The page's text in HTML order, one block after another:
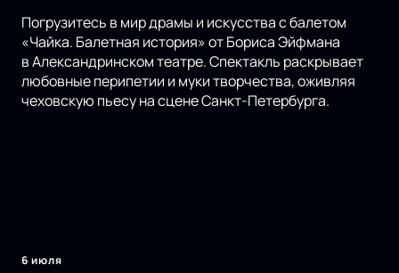
Погрузитесь в мир драмы и искусства с балетом
«Чайка. Балетная история» от Бориса Эйфмана
в Александринском театре. Спектакль раскрывает
любовные перипетии и муки творчества, оживляя
чеховскую пьесу на сцене Санкт-Петербурга.
6 июля